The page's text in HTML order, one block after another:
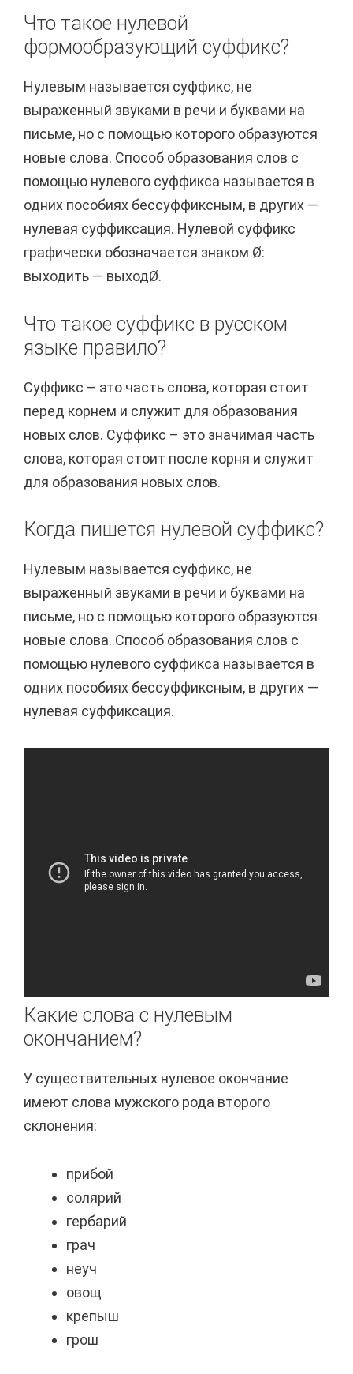
Что такое нулевой
формообразующий суффикс?
Нулевым называется суффикс, не
выраженный звуками в речи и буквами на
письме, но с помощью которого образуются
новые слова. Способ образования слов с
помощью нулевого суффикса называется в
одних пособиях бессуффиксным, в других —
нулевая суффиксация. Нулевой суффикс
графически обозначается знаком Ø:
выходить — выходØ.
Что такое суффикс в русском
языке правило?
Суффикс – это часть слова, которая стоит
перед корнем и служит для образования
новых слов. Суффикс – это значимая часть
слова, которая стоит после корня и служит
для образования новых слов.
Когда пишется нулевой суффикс?
Нулевым называется суффикс, не
выраженный звуками в речи и буквами на
письме, но с помощью которого образуются
новые слова. Способ образования слов с
помощью нулевого суффикса называется в
одних пособиях бессуффиксным, в других —
нулевая суффиксация.
Какие слова с нулевым
окончанием?
У существительных нулевое окончание
имеют слова мужского рода второго
склонения:
прибой
солярий
гербарий
грач
неуч
овощ
крепыш
грош